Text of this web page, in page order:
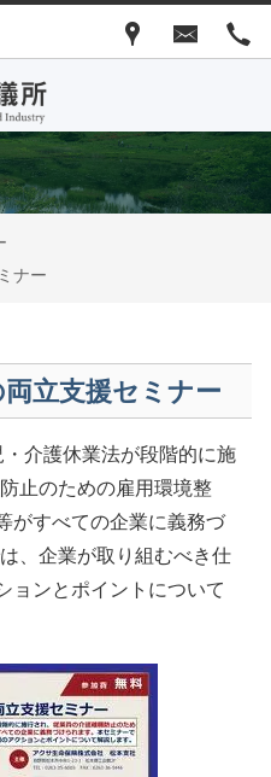
ナー
立支援セミナー
介護休業法が段階的に施
止のための雇用環境整
がすべての企業に義務づ
、企業が取り組むべき仕
ョンとポイントについて